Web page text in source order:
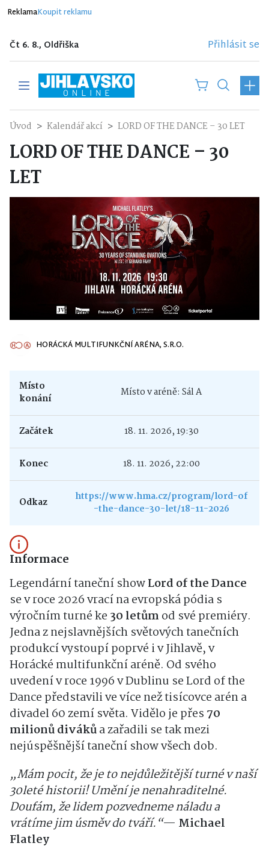
ReklamaKoupit reklamu
Čt 6. 8., Oldřiška Přihlásit se
Úvod Kalendář akcí LORD OF THE DANCE – 30 LET
LORD OF THE DANCE – 30
LET
HORÁCKÁ MULTIFUNKČNÍ ARÉNA, S.R.O.
Místo
konání
Místo v aréně: Sál A
Začátek 18. 11. 2026, 19:30
Konec 18. 11. 2026, 22:00
Odkaz
https://www.hma.cz/program/lord-of
-the-dance-30-let/18-11-2026
Informace
Legendární taneční showLord of the Dance
se v roce 2026 vrací na evropská pódia s
výročním turné ke 30 letům od své premiéry.
Jedna z nejslavnějších světových tanečních
produkcí vystoupí poprvé i v Jihlavě, v
Horácké multifunkční aréně. Od svého
uvedení v roce 1996 v Dublinu se Lord of the
Dance představili ve více než tisícovce arén a
divadel 60 zemí světa. Vidělo je přes 70
milionů divákůa zařadili se tak mezi
nejúspěšnější taneční show všech dob.
„Mám pocit, že je to nejdůležitější turné v naší
30leté historii! Umění je nenahraditelné.
Doufám, že lidem pozvedneme náladu a
vrátíme jim úsměv do tváří.“— Michael
Flatley